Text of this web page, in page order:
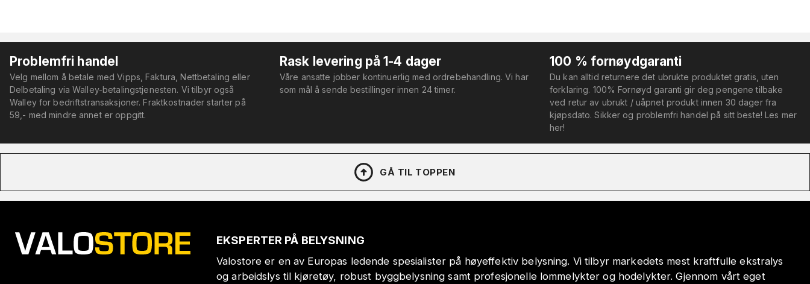
Problemfri handel
Velg mellom å betale med Vipps, Faktura, Nettbetaling eller
Delbetaling via Walley-betalingstjenesten. Vi tilbyr også
Walley for bedriftstransaksjoner. Fraktkostnader starter på
59,- med mindre annet er oppgitt.
Rask levering på 1-4 dager
Våre ansatte jobber kontinuerlig med ordrebehandling. Vi har
som mål å sende bestillinger innen 24 timer.
100 % fornøydgaranti
Du kan alltid returnere det ubrukte produktet gratis, uten
forklaring. 100% Fornøyd garanti gir deg pengene tilbake
ved retur av ubrukt / uåpnet produkt innen 30 dager fra
kjøpsdato. Sikker og problemfri handel på sitt beste! Les mer
her!
GÅ TIL TOPPEN
EKSPERTER PÅ BELYSNING
Valostore er en av Europas ledende spesialister på høyeffektiv belysning. Vi tilbyr markedets mest kraftfulle ekstralys
og arbeidslys til kjøretøy, robust byggbelysning samt profesjonelle lommelykter og hodelykter. Gjennom vårt eget